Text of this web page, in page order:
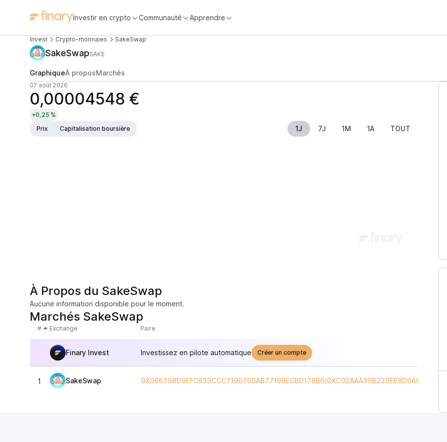
Investir en crypto Communauté Apprendre
Invest Crypto-monnaies SakeSwap
SakeSwapSAKE
GraphiqueÀ proposMarchés
07 août 2026
0,00004548 €
+0,25 %
Prix
Capitalisation boursière 1J 7J 1M 1A TOUT
À Propos du SakeSwap
Aucune information disponible pour le moment.
Marchés SakeSwap
# Exchange Paire
Finary Invest Investissez en pilote automatique Créer un compte
1 SakeSwap 0X066798D9EF0833CCC719076DAB77199ECBD178B0/